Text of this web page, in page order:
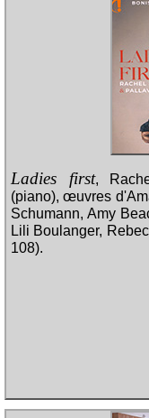
Ladies first,
(piano), œuvres
Schumann, Amy
Lili Boulanger,
108).